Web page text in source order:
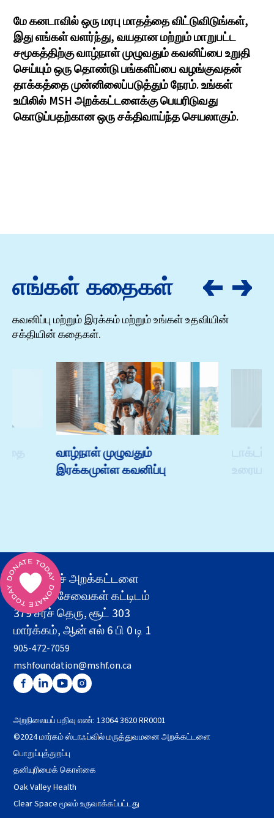
மே கனடாவில் ஒரு மரபு மாதத்தை விட்டுவிடுங்கள்,
இது எங்கள் வளர்ந்து, வயதான மற்றும் மாறுபட்ட
சமூகத்திற்கு வாழ்நாள் முழுவதும் கவனிப்பை உறுதி
செய்யும் ஒரு தொண்டு பங்களிப்பை வழங்குவதன்
தாக்கத்தை முன்னிலைப்படுத்தும் நேரம். உங்கள்
உயிலில் MSH அறக்கட்டளைக்கு பெயரிடுவது
கொடுப்பதற்கான ஒரு சக்திவாய்ந்த செயலாகும்.
எங்கள் கதைகள்
கவனிப்பு மற்றும் இரக்கம் மற்றும் உங்கள் உதவியின்
சக்தியின் கதைகள்.
வாழ்நாள் முழுவதும்
இரக்கமுள்ள கவனிப்பு
எம்.எஸ்.எச் அறக்கட்டளை
சுகாதார சேவைகள் கட்டிடம்
379 சர்ச் தெரு, சூட் 303
மார்க்கம், ஆன் எல் 6 பி 0 டி 1
905-472-7059
mshfoundation@mshf.on.ca
அறநிலையப் பதிவு எண்: 13064 3620 RR0001
©2024 மார்கம் ஸ்டாஃப்வில் மருத்துவமனை அறக்கட்டளை
பொறுப்புத்துறப்பு
தனியுரிமைக் கொள்கை
Oak Valley Health
Clear Space மூலம் உருவாக்கப்பட்டது